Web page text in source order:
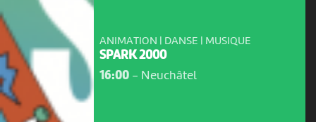
ANIMATION | DANSE | MUSIQUE
SPARK 2000
16:00- Neuchâtel